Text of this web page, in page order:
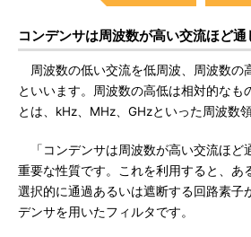
コンデンサは周波数が高い交流ほど通
周波数の低い交流を低周波、周波数の
といいます。周波数の高低は相対的なも
とは、kHz、MHz、GHzといった周波数
「コンデンサは周波数が高い交流ほど
重要な性質です。これを利用すると、あ
選択的に通過あるいは遮断する回路素子
デンサを用いたフィルタです。